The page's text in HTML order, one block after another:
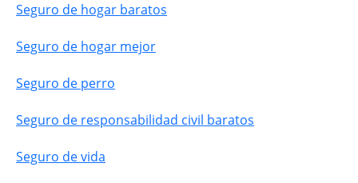
Seguro de hogar baratos
Seguro de hogar mejor
Seguro de perro
Seguro de responsabilidad civil baratos
Seguro de vida